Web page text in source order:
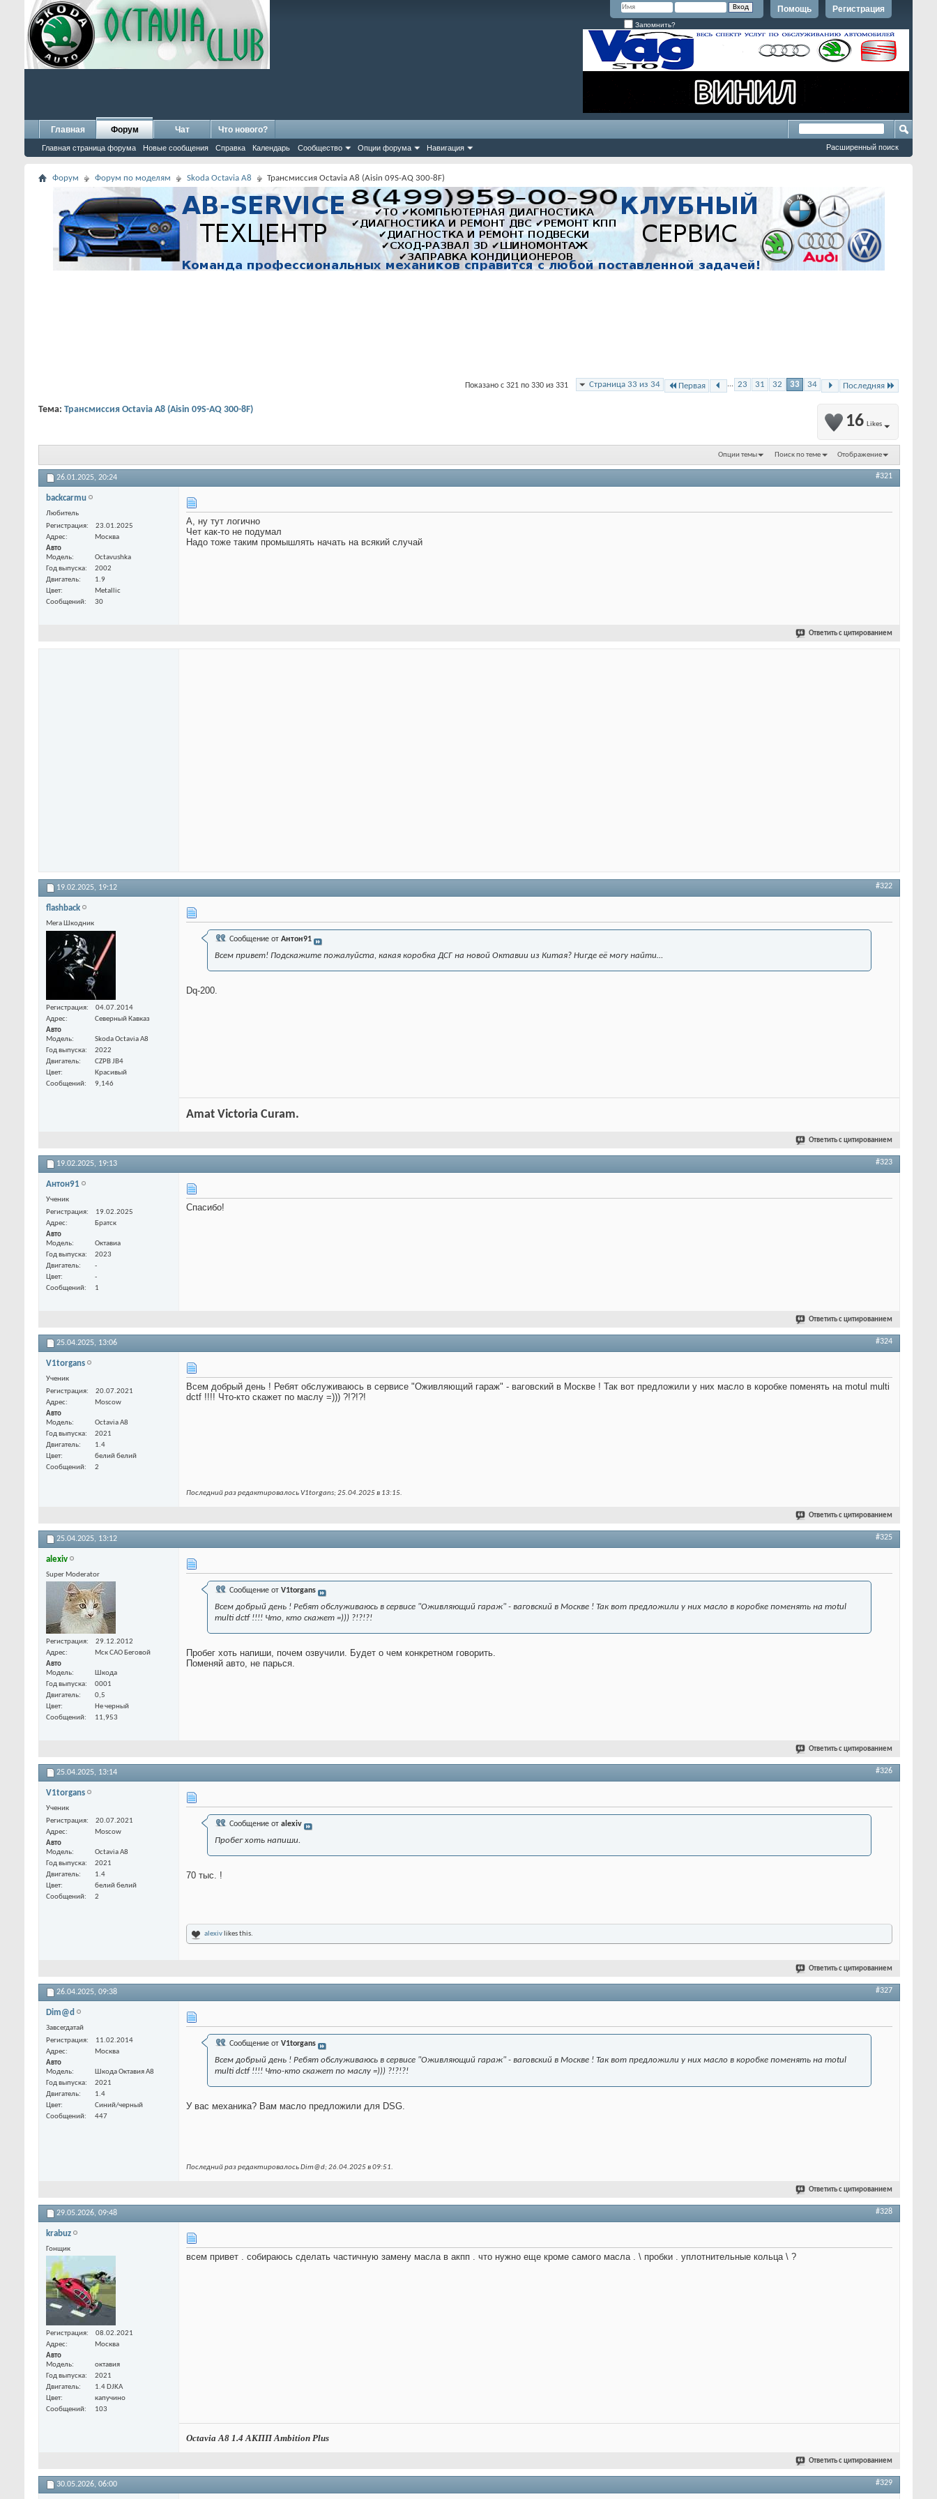
Регистрация
Помощь
Запомнить?
Главная Форум
Главная страница форума Новые сообщения Справка Календарь Сообщество Опции форума Навигация
Чат Что нового?
Расширенный поиск
Форум Форум по моделям Skoda Octavia A8 Трансмиссия Octavia A8 (Aisin 09S-AQ 300-8F)
Страница 33 из 34 Первая ... 23 31 32 33 34 Последняя
Показано с 321 по 330 из 331
16 Likes
Тема: Трансмиссия Octavia A8 (Aisin 09S-AQ 300-8F)
Опции темы Поиск по теме Отображение
26.01.2025, 20:24 #321
backcarmu
Любитель
Регистрация
23.01.2025
Адрес
Москва
Авто
Модель
Octavushka
Год выпуска
2002
Двигатель
1.9
Цвет
Metallic
Сообщений
30
А, ну тут логично
Чет как-то не подумал
Надо тоже таким промышлять начать на всякий случай
Ответить с цитированием
19.02.2025, 19:12 #322
flashback
Мега Шкодник
Регистрация
04.07.2014
Адрес
Северный Кавказ
Авто
Модель
Skoda Octavia A8
Год выпуска
2022
Двигатель
CZPB JB4
Цвет
Красивый
Сообщений
9,146
Сообщение от Антон91
Всем привет! Подскажите пожалуйста, какая коробка ДСГ на новой Октавии из Китая? Нигде её могу найти…
Dq-200.
Amat Victoria Curam.
Ответить с цитированием
19.02.2025, 19:13 #323
Антон91
Ученик
Регистрация
19.02.2025
Адрес
Братск
Авто
Модель
Октавиа
Год выпуска
2023
Двигатель
-
Цвет
-
Сообщений
1
Спасибо!
Ответить с цитированием
25.04.2025, 13:06 #324
V1torgans
Ученик
Регистрация
20.07.2021
Адрес
Moscow
Авто
Модель
Octavia A8
Год выпуска
2021
Двигатель
1.4
Цвет
белий белий
Сообщений
2
Всем добрый день ! Ребят обслуживаюсь в сервисе "Оживляющий гараж" - ваговский в Москве ! Так вот предложили у них масло в коробке поменять на motul multi
dctf !!!! Что-кто скажет по маслу =))) ?!?!?!
Последний раз редактировалось V1torgans; 25.04.2025 в 13:15.
Ответить с цитированием
25.04.2025, 13:12 #325
alexiv
Super Moderator
Регистрация
29.12.2012
Адрес
Мск САО Беговой
Авто
Модель
Шкода
Год выпуска
0001
Двигатель
0,5
Цвет
Не черный
Сообщений
11,953
Сообщение от V1torgans
Всем добрый день ! Ребят обслуживаюсь в сервисе "Оживляющий гараж" - ваговский в Москве ! Так вот предложили у них масло в коробке поменять на motul
multi dctf !!!! Что, кто скажет =))) ?!?!?!
Пробег хоть напиши, почем озвучили. Будет о чем конкретном говорить.
Поменяй авто, не парься.
Ответить с цитированием
25.04.2025, 13:14 #326
V1torgans
Ученик
Регистрация
20.07.2021
Адрес
Moscow
Авто
Модель
Octavia A8
Год выпуска
2021
Двигатель
1.4
Цвет
белий белий
Сообщений
2
Сообщение от alexiv
Пробег хоть напиши.
70 тыс. !
alexiv likes this.
Ответить с цитированием
26.04.2025, 09:38 #327
Dim@d
Завсегдатай
Регистрация
11.02.2014
Адрес
Москва
Авто
Модель
Шкода Октавия А8
Год выпуска
2021
Двигатель
1.4
Цвет
Синий/черный
Сообщений
447
Сообщение от V1torgans
Всем добрый день ! Ребят обслуживаюсь в сервисе "Оживляющий гараж" - ваговский в Москве ! Так вот предложили у них масло в коробке поменять на motul
multi dctf !!!! Что-кто скажет по маслу =))) ?!?!?!
У вас механика? Вам масло предложили для DSG.
Последний раз редактировалось Dim@d; 26.04.2025 в09:51.
Ответить с цитированием
29.05.2026, 09:48 #328
krabuz
Гонщик
Регистрация
08.02.2021
Адрес
Москва
Авто
Модель
октавия
Год выпуска
2021
Двигатель
1.4 DJKA
Цвет
капучино
Сообщений
103
всем привет . собираюсь сделать частичную замену масла в акпп . что нужно еще кроме самого масла . \ пробки . уплотнительные кольца \ ?
Octavia A8 1.4АКПП Ambition Plus
Ответить с цитированием
30.05.2026, 06:00 #329